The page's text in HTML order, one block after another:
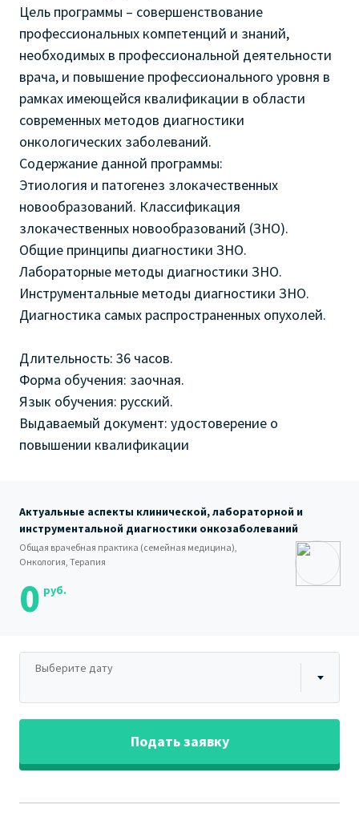
Цель программы – совершенствование
профессиональных компетенций и знаний,
необходимых в профессиональной деятельности
врача, и повышение профессионального уровня в
рамках имеющейся квалификации в области
современных методов диагностики
онкологических заболеваний.
Содержание данной программы:
Этиология и патогенез злокачественных
новообразований. Классификация
злокачественных новообразований (ЗНО).
Общие принципы диагностики ЗНО.
Лабораторные методы диагностики ЗНО.
Инструментальные методы диагностики ЗНО.
Диагностика самых распространенных опухолей.
Длительность: 36 часов.
Форма обучения: заочная.
Язык обучения: русский.
Выдаваемый документ: удостоверение о
повышении квалификации
Актуальные аспекты клинической, лабораторной и
инструментальной диагностики онкозаболеваний
Общая врачебная практика (семейная медицина),
Онкология, Терапия
0 руб.
Выберите дату
Подать заявку